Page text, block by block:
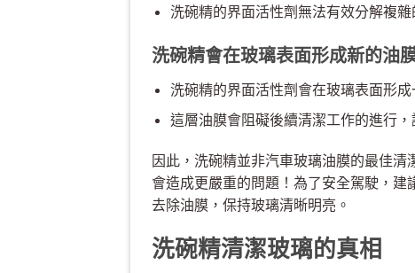
洗碗精的界面活性劑無法有效分解複雜
洗碗精會在玻璃表面形成新的油
洗碗精的界面活性劑會在玻璃表面形
這層油膜會阻礙後續清潔工作的進行，
因此，洗碗精並非汽車玻璃油膜的最佳
會造成更嚴重的問題！為了安全駕駛，
去除油膜，保持玻璃清晰明亮。
洗碗精清潔玻璃的真相